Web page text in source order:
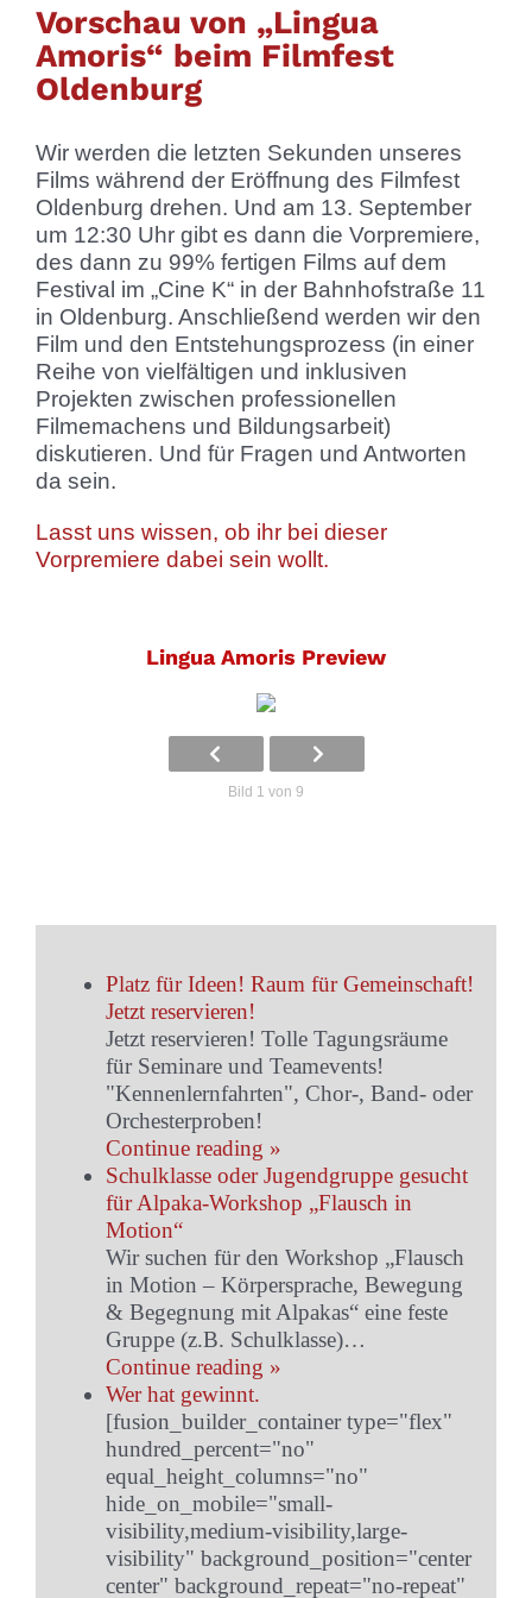
Vorschau von „Lingua
Amoris“ beim Filmfest
Oldenburg
Wir werden die letzten Sekunden unseres
Films während der Eröffnung des Filmfest
Oldenburg drehen. Und am 13. September
um 12:30 Uhr gibt es dann die Vorpremiere,
des dann zu 99% fertigen Films auf dem
Festival im „Cine K“ in der Bahnhofstraße 11
in Oldenburg. Anschließend werden wir den
Film und den Entstehungsprozess (in einer
Reihe von vielfältigen und inklusiven
Projekten zwischen professionellen
Filmemachens und Bildungsarbeit)
diskutieren. Und für Fragen und Antworten
da sein.
Lasst uns wissen, ob ihr bei dieser
Vorpremiere dabei sein wollt.
Lingua Amoris Preview
Bild 1 von 9
Platz für Ideen! Raum für Gemeinschaft!
Jetzt reservieren!
Jetzt reservieren! Tolle Tagungsräume
für Seminare und Teamevents!
"Kennenlernfahrten", Chor-, Band- oder
Orchesterproben!
Continue reading »
Schulklasse oder Jugendgruppe gesucht
für Alpaka-Workshop „Flausch in
Motion“
Wir suchen für den Workshop „Flausch
in Motion – Körpersprache, Bewegung
& Begegnung mit Alpakas“ eine feste
Gruppe (z.B. Schulklasse)…
Continue reading »
Wer hat gewinnt.
[fusion_builder_container type="flex"
hundred_percent="no"
equal_height_columns="no"
hide_on_mobile="small-
visibility,medium-visibility,large-
visibility" background_position="center
center" background_repeat="no-repeat"